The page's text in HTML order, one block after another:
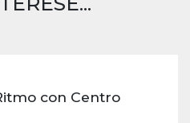
con Centro